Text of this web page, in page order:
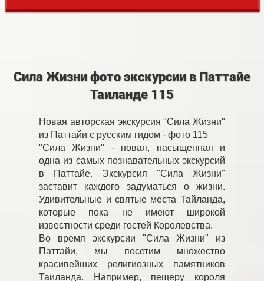
Сила Жизни фото экскурсии в Паттайе
Таиланде 115
Новая авторская экскурсия "Сила Жизни"
из Паттайи с русским гидом - фото 115
"Сила Жизни" - новая, насыщенная и
одна из самых познавательных экскурсий
в Паттайе. Экскурсия "Сила Жизни"
заставит каждого задуматься о жизни.
Удивительные и святые места Тайланда,
которые пока не имеют широкой
известности среди гостей Королевства.
Во время экскурсии "Сила Жизни" из
Паттайи, мы посетим множество
красивейших религиозных памятников
Таиланда. Например, пещеру короля